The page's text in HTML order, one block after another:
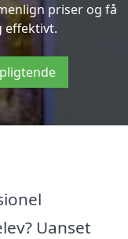
priser og få
effektivt.
Uanset